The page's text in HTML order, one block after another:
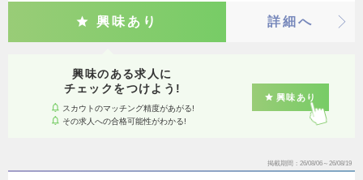
興味あり 詳細へ
興味のある求人に
チェックをつけよう!
スカウトのマッチング精度があがる!
その求人への合格可能性がわかる!
興味あり
掲載期間 26/08/06～26/08/19